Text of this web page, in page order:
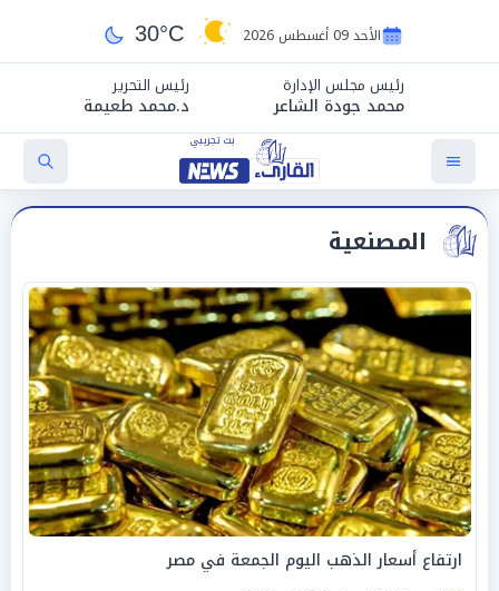
الأحد 09 أغسطس 2026 30°C
رئيس مجلس الإدارة
محمد جودة الشاعر
رئيس التحرير
د.محمد طعيمة
المصنعية
ارتفاع أسعار الذهب اليوم الجمعة في مصر